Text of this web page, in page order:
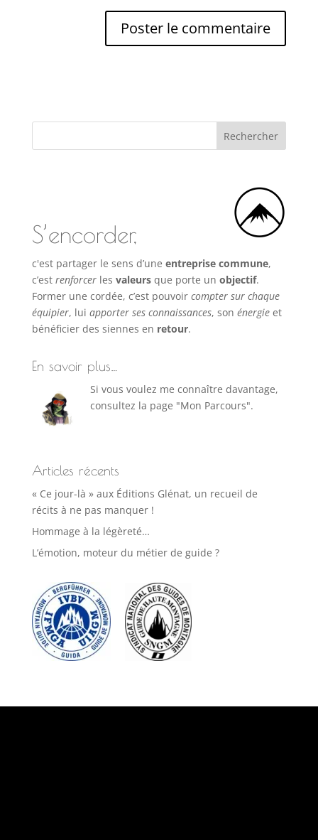
S’encorder,
c'est partager le sens d’une entreprise commune,
c’est renforcerles valeursque porte un objectif.
Former une cordée, c’est pouvoircompter sur chaque
équipier, lui apporter ses connaissances, son énergieet
bénéficier des siennes en retour.
En savoir plus…
Si vous voulez me connaître davantage,
consultez la page "Mon Parcours".
Articles récents
« Ce jour-là » aux Éditions Glénat, un recueil de
récits à ne pas manquer !
Hommage à la légèreté…
L’émotion, moteur du métier de guide ?